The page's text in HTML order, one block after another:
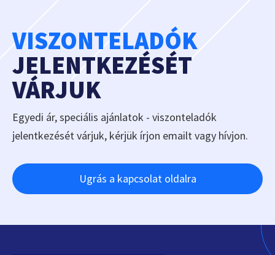
VISZONTELADÓK
JELENTKEZÉSÉT
VÁRJUK
Egyedi ár, speciális ajánlatok - viszonteladók
jelentkezését várjuk, kérjük írjon emailt vagy hívjon.
Ugrás a kapcsolat oldalra